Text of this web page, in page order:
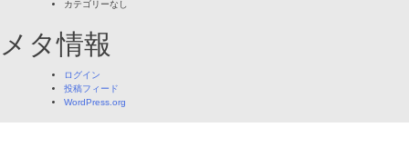
カテゴリーなし
メタ情報
ログイン
投稿フィード
WordPress.org